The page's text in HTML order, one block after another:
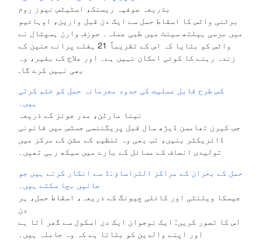
بذریعہ صوفیہ ریسنک، اسٹیٹس نیوز روم
برٹنی واٹس کا اسقاط حمل سے ایک دن قبل وارین، اوہائیو
میں مرسی ہیلتھ سینٹ میں طبی عملہ۔ جوزف وارن ہسپتال نے
واٹس کو بتایا کہ اس کے تقریباً 21 ہفتے پرانے جنین کے
زندہ رہنے کا کوئی امکان نہیں ہے۔ اور علاج کے بغیر، وہ
بھی نہیں کرے گا.
کس طرح قابل عملیت کی حدود مجرمانہ حمل کو ختم کرتی
ہیں۔
نینا مارٹن، مدر جونز کے ذریعہ
جب کیرن تھامسن ڈیڑھ سال قبل پریگننسی جسٹس میں قانونی
ڈائریکٹر بنیں، تب بھی وہ تنظیم کے مشن کے مرکز میں
تولیدی انصاف کے مسائل کے بارے میں سیکھ رہی تھیں۔
حمل کے بحران کے مراکز الٹراساؤنڈ سے انکار کرتے ہیں جو
جانیں بچا سکتے ہیں۔
جیسکا ویلنٹی اور کائلی چیونگ کے ذریعہ، اسقاط حمل، ہر
دن
اس کا تصور کریں: ایک نوجوان ایک دن اسکول سے گھر آتا ہے
اور اپنے والدین کو بتاتا ہے کہ وہ حاملہ ہیں۔